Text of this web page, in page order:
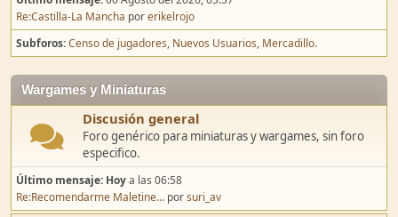
Re:Castilla-La Mancha porerikelrojo
Subforos Censo de jugadores Nuevos Usuarios Mercadillo.
Wargames y Miniaturas
Discusión general
Foro genérico para miniaturas y wargames, sin foro
especifico.
Último mensaje: Hoya las 06:58
Re:Recomendarme Maletine... porsuri_av